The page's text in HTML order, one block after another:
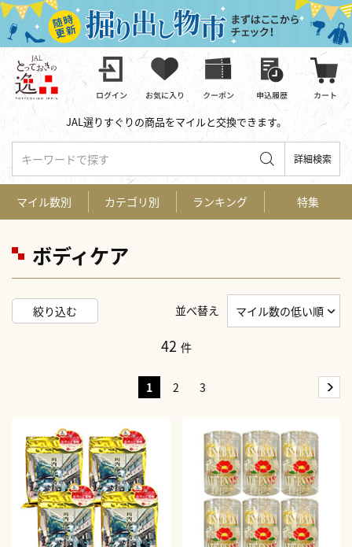
JAL選りすぐりの商品をマイルと交換できます。
キーワードで探す 詳細検索
ボディケア
絞り込む 並べ替え
42 件
1 2 3
マイル数別 カテゴリ別 ランキング 特集